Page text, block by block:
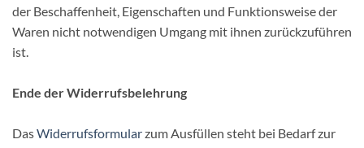
der Beschaffenheit, Eigenschaften und Funktionsweise der
Waren nicht notwendigen Umgang mit ihnen zurückzuführen
ist.
Ende der Widerrufsbelehrung
DasWiderrufsformularzum Ausfüllen steht bei Bedarf zur